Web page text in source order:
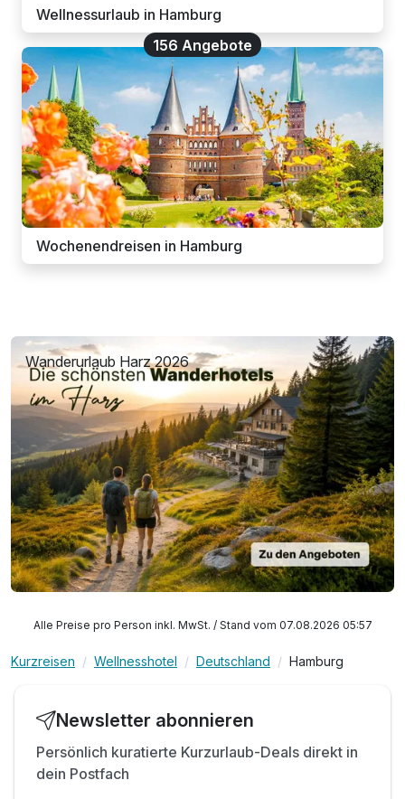
Wellnessurlaub in Hamburg
156 Angebote
Wochenendreisen in Hamburg
Wanderurlaub Harz 2026
Alle Preise pro Person inkl. MwSt. / Stand vom 07.08.2026 05:57
Kurzreisen Wellnesshotel Deutschland Hamburg
Newsletter abonnieren
Persönlich kuratierte Kurzurlaub-Deals direkt in
dein Postfach